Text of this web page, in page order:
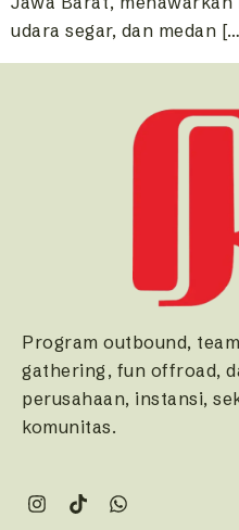
udara segar, dan medan
Program outbound,
gathering, fun offroad,
perusahaan, instansi,
komunitas.